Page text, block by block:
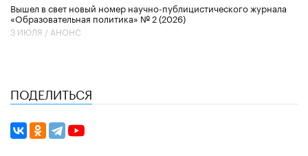
Вышел в свет новый номер научно-публицистического журнала
«Образовательная политика» № 2 (2026)
3 ИЮЛЯ / АНОНС
ПОДЕЛИТЬСЯ